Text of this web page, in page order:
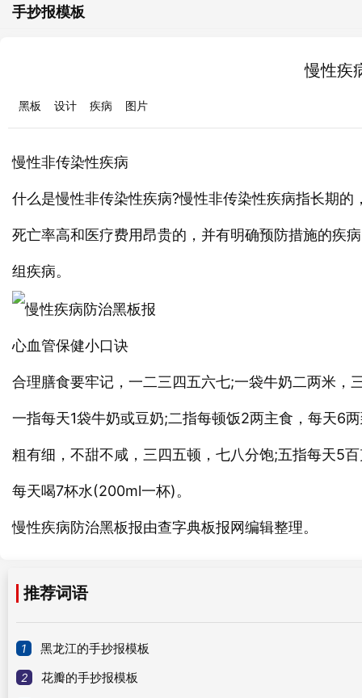
手抄报模板
慢性疾
黑板 设计 疾病 图片
慢性非传染性疾病
什么是慢性非传染性疾病?慢性非传染性疾病指长期
死亡率高和医疗费用昂贵的，并有明确预防措施的疾
组疾病。
心血管保健小口诀
合理膳食要牢记，一二三四五六七;一袋牛奶二两米，
一指每天1袋牛奶或豆奶;二指每顿饭2两主食，每天6
粗有细，不甜不咸，三四五顿，七八分饱;五指每天5
每天喝7杯水(200ml一杯)。
慢性疾病防治黑板报由查字典板报网编辑整理。
推荐词语
1 黑龙江的手抄报模板
2 花瓣的手抄报模板